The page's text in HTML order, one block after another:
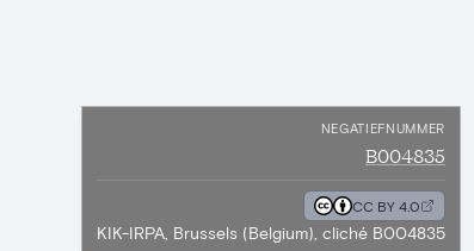
NEGATIEFNUMMER
B004835
CC BY 4.0
KIK-IRPA, Brussels (Belgium), cliché B004835